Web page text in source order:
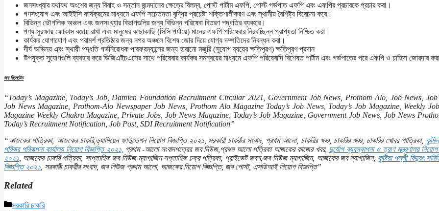
জনসংখ্যার যথাযথ অংশের জন্য বিবাহ ও সন্তান জন্মদানের ক্ষেত্রে বিলম্ব, পোস্ট পার্টাম এফপি, পোস্ট গর্ভপাত এফপি এবং এফপির প্রচারকে প্রচার করা।
গণসংযোগ এবং আইইসি কার্যক্রমের মাধ্যমে এফপি সচেতনতা বৃদ্ধির প্রচেষ্টা শক্তিশালীকরণ এবং স্থানীয় বৈশিষ্ট্য বিবেচনা করে।
বিভিন্ন ভৌগলিক অঞ্চল এবং জনসংখ্যার বিভাগগুলির জন্য বিভিন্ন পরিষেবা বিতরণ পদ্ধতির ব্যবহার।
পণ্য সুরক্ষায় ফোকাস বজায় রাখা এবং মানুষের কাছাকাছি (সিসি পর্যায়ে) মানের এফপি পরিষেবার নিরবচ্ছিন্ন প্রাপ্যতা নিশ্চিত করা।
কার্যকর যোগাযোগ এবং পরামর্শ প্রতিষ্ঠার জন্য নগর অঞ্চলে বিশেষ জোর দিয়ে যোগ্য দম্পতিদের নিবন্ধন করা।
দীর্ঘ অভিনয় এবং স্থায়ী পদ্ধতি গর্ভনিরোধক পারফরম্যান্সের জন্য হারানো মজুরি (সুযোগ ব্যয়ের ক্ষতিপূরণ) ক্ষতিপূরণ প্রদান
উপযুক্ত সুযোগগুলি ব্যবহার করে ডিজিএইচএসের সাথে পরিষেবার কার্যকর সমন্বয়ের মাধ্যমে এফপি পরিষেবাদি বিশেষত পার্টাম এবং গর্ভপাতের পরে এফপি ও চাহিদা জোরদার
জব রিলেটেড
“Today’s Magazine, Today’s Job, Damien Foundation Recruitment Circular 2021, Government Job News, Prothom Alo, Job News, Job
Job News Magazine, Prothom-Alo Newspaper Job News, Prothom Alo Magazine Today’s Job News, Today’s Job Magazine, Weekly
Magazine Weekly Chakra Magazine, Private Jobs, Job News Magazine, Today’s Job Magazine, Government Job News, Job News
Today’s Recruitment Notification, Job Post, SDI Recruitment Notification”
“আজকের পাত্রিকা, আজকের চাকরি,ড্যামিয়েন ফাউন্ডেশন নিয়োগ বিজ্ঞপ্তি ২০২১, সরকারী চাকরীর সংবাদ, প্রথম আলো, চাকরির খবর, চাকরির খবর, চাকরির খোবর পাত্রিকা,
পরিবার পরিকল্পনা কার্যালয় নিয়োগ বিজ্ঞপ্তি ২০২১, প্রথম -আলো সংবাদপত্রের জব নিউজ,প্রথম আলো পত্রিকা আজকের কাজের খবর, দুর্যোগ ব্যবস্থাপনা ও ত্রাণ মন্ত্রণালয় নিয়োগ
২০২১ , আজকের চাকরি পত্রিকা, সাপ্তাহিক জব নিউজ ম্যাগাজিন সপ্তাহিক চক্র পত্রিকা, প্রাইভেট জবস,জব নিউজ ম্যাগাজিন, আজকের জব ম্যাগাজিন, কুষ্টিয়া পল্লী বিদ্যুৎ
বিজ্ঞপ্তি ২০২১ , সরকারী চাকরীর সংবাদ, জব নিউজ প্রথম আলো, আজকের নিয়োগ বিজ্ঞপ্তি, জব পোস্ট, এসডিআই নিয়োগ বিজ্ঞপ্তি”
Related
Categories
সরকারি চাকরি